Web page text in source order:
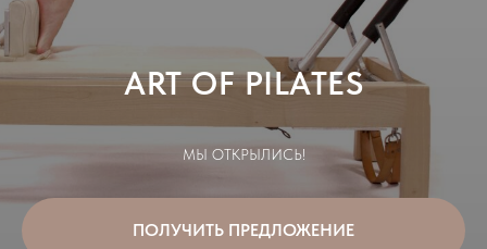
ART OF PILATES
МЫ ОТКРЫЛИСЬ!
ПОЛУЧИТЬ ПРЕДЛОЖЕНИЕ